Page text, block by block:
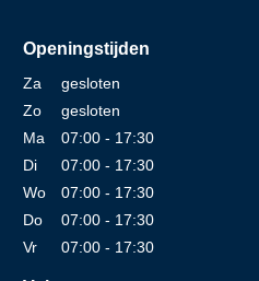
Openingstijden
Za
gesloten
Zo
gesloten
Ma
07:00 - 17:30
Di
07:00 - 17:30
Wo
07:00 - 17:30
Do
07:00 - 17:30
Vr
07:00 - 17:30